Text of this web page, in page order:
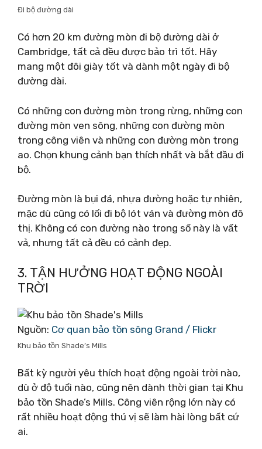
Đi bộ đường dài
Có hơn 20 km đường mòn đi bộ đường dài ở
Cambridge, tất cả đều được bảo trì tốt. Hãy
mang một đôi giày tốt và dành một ngày đi bộ
đường dài.
Có những con đường mòn trong rừng, những con
đường mòn ven sông, những con đường mòn
trong công viên và những con đường mòn trong
ao. Chọn khung cảnh bạn thích nhất và bắt đầu đi
bộ.
Đường mòn là bụi đá, nhựa đường hoặc tự nhiên,
mặc dù cũng có lối đi bộ lót ván và đường mòn đô
thị. Không có con đường nào trong số này là vất
vả, nhưng tất cả đều có cảnh đẹp.
3. TẬN HƯỞNG HOẠT ĐỘNG NGOÀI
TRỜI
Nguồn: Cơ quan bảo tồn sông Grand / Flickr
Khu bảo tồn Shade’s Mills
Bất kỳ người yêu thích hoạt động ngoài trời nào,
dù ở độ tuổi nào, cũng nên dành thời gian tại Khu
bảo tồn Shade’s Mills. Công viên rộng lớn này có
rất nhiều hoạt động thú vị sẽ làm hài lòng bất cứ
ai.